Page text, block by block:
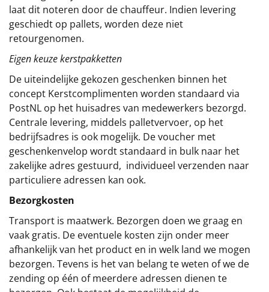
laat dit noteren door de chauffeur. Indien levering
geschiedt op pallets, worden deze niet
retourgenomen.
Eigen keuze kerstpakketten
De uiteindelijke gekozen geschenken binnen het
concept Kerstcomplimenten worden standaard via
PostNL op het huisadres van medewerkers bezorgd.
Centrale levering, middels palletvervoer, op het
bedrijfsadres is ook mogelijk. De voucher met
geschenkenvelop wordt standaard in bulk naar het
zakelijke adres gestuurd, individueel verzenden naar
particuliere adressen kan ook.
Bezorgkosten
Transport is maatwerk. Bezorgen doen we graag en
vaak gratis. De eventuele kosten zijn onder meer
afhankelijk van het product en in welk land we mogen
bezorgen. Tevens is het van belang te weten of we de
zending op één of meerdere adressen dienen te